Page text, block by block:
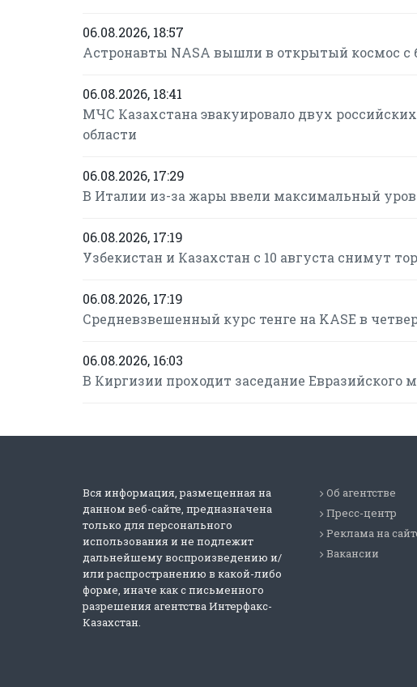
06.08.2026, 18:57
Астронавты NASA вышли в открытый космос
06.08.2026, 18:41
МЧС Казахстана эвакуировало двух
области
06.08.2026, 17:29
В Италии из-за жары ввели максимальный
06.08.2026, 17:19
Узбекистан и Казахстан с 10 августа снимут
06.08.2026, 17:19
Средневзвешенный курс тенге на KASE в
06.08.2026, 16:03
В Киргизии проходит заседание Евразийского
Вся информация, размещенная на
данном веб-сайте, предназначена
только для персонального
использования и не подлежит
дальнейшему воспроизведению и/
или распространению в какой-либо
форме, иначе как с письменного
разрешения агентства Интерфакс-
Казахстан.
Об агентстве
Пресс-центр
Реклама на
Вакансии